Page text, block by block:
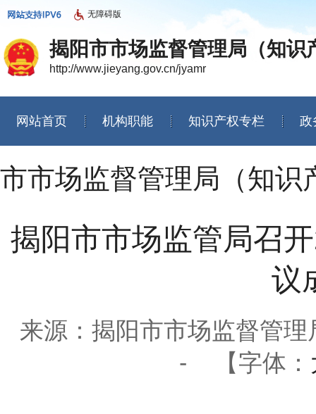
无障碍版
揭阳市市场监督管理局（知识
http://www.jieyang.gov.cn/jyamr
网站首页 机构职能 知识产权专栏 政
市市场监督管理局（知识
揭阳市市场监管局召
议
来源：揭阳市市场监督管理
-
【字体：